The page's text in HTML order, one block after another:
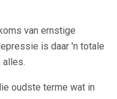
van ernstige
is daar 'n totale
alles.
oudste terme wat in